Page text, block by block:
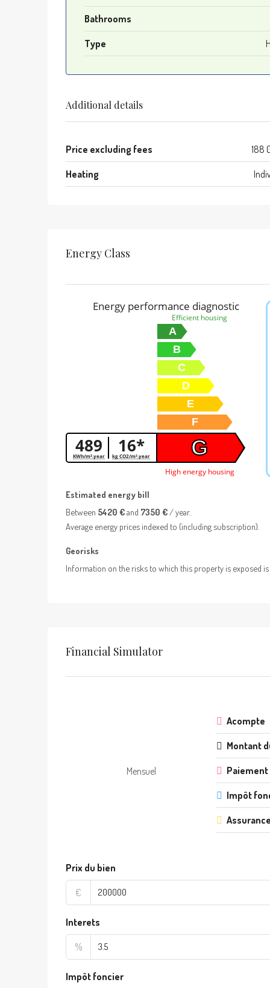
Bathrooms
Type
Additional details
Price excluding fees 188
Heating
Energy Class
Energy performance diagnostic
489
KWh/m².year 16*
kg CO2/m².year
Efficient housing
A
B
C
D
E
F
G
High energy housing
Estimated energy bill
Between 5420 €and 7350 €/ year.
Average energy prices indexed to (including subscription).
Georisks
Information on the risks to which this property is exposed
Financial Simulator
Mensuel
Acompte
Montant
Impôt
Prix du bien
€
Interets
%
Impôt foncier